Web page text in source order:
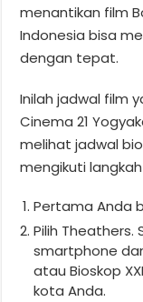
menantikan film
Indonesia bisa
dengan tepat.
Inilah jadwal film
Cinema 21
melihat jadwal
mengikuti
Pertama Anda
Pilih
smartphone
atau Bioskop
kota Anda.